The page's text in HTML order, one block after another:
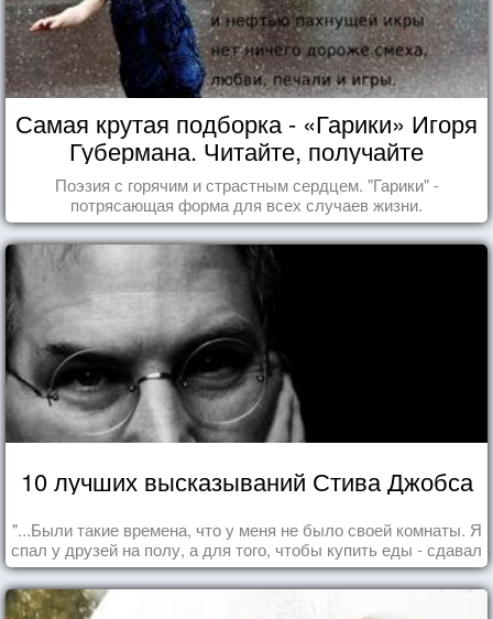
Самая крутая подборка - «Гарики» Игоря
Губермана. Читайте, получайте
удовольствие!
Поэзия с горячим и страстным сердцем. "Гарики" -
потрясающая форма для всех случаев жизни.
10 лучших высказываний Стива Джобса
"...Были такие времена, что у меня не было своей комнаты. Я
спал у друзей на полу, а для того, чтобы купить еды - сдавал
бутылки из под кока-колы"